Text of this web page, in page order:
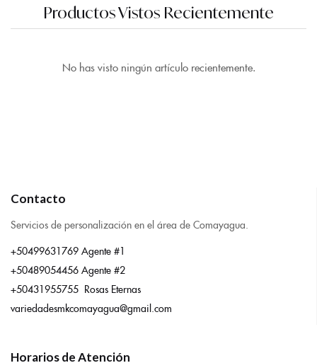
Productos Vistos Recientemente
No has visto ningún artículo recientemente.
Contacto
Servicios de personalización en el área de Comayagua.
+50499631769 Agente #1
+50489054456 Agente #2
+50431955755 Rosas Eternas
variedadesmkcomayagua@gmail.com
Horarios de Atención